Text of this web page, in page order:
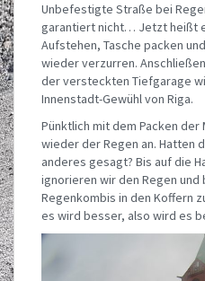
Unbefestigte Straße bei
garantiert nicht… Jetzt heißt
Aufstehen, Tasche packen
wieder verzurren.
der versteckten Tiefgarage
Innenstadt-Gewühl von Riga.
Pünktlich mit dem Packen
wieder der Regen an. Hatten
anderes gesagt? Bis auf die
ignorieren wir den Regen und
Regenkombis in den Koffern
es wird besser, also wird es